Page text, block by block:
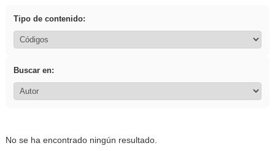
Tipo de contenido:
Buscar en:
No se ha encontrado ningún resultado.